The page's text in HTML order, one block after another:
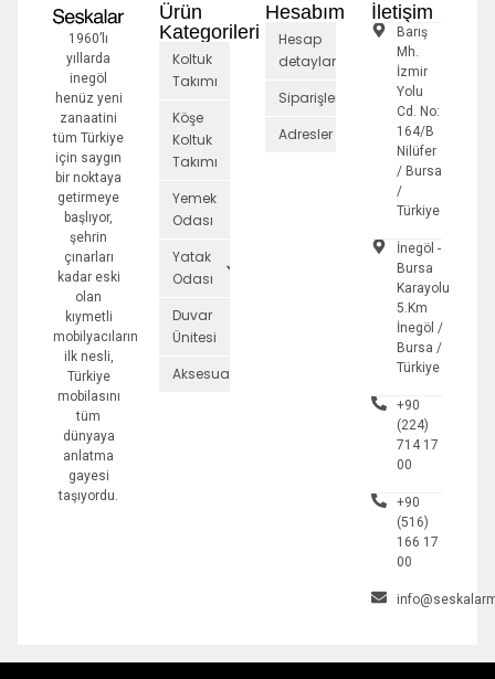
1960’lı
yıllarda
inegöl
henüz yeni
zanaatini
tüm Türkiye
için saygın
bir noktaya
getirmeye
başlıyor,
şehrin
çınarları
kadar eski
olan
kıymetli
mobilyacıların
ilk nesli,
Türkiye
mobilasını
tüm
dünyaya
anlatma
gayesi
taşıyordu.
Ürün
Kategorileri
Koltuk
Takımı
Köşe
Koltuk
Takımı
Yemek
Odası
Yatak
Odası
Duvar
Ünitesi
Aksesuarlar
Hesabım
Hesap
detayları
Siparişler
Adresler
İletişim
Barış
Mh.
İzmir
Yolu
Cd. No:
164/B
Nilüfer
/ Bursa
/
Türkiye
İnegöl -
Bursa
Karayolu
5.Km
İnegöl /
Bursa /
Türkiye
+90
(224)
714 17
00
+90
(516)
166 17
00